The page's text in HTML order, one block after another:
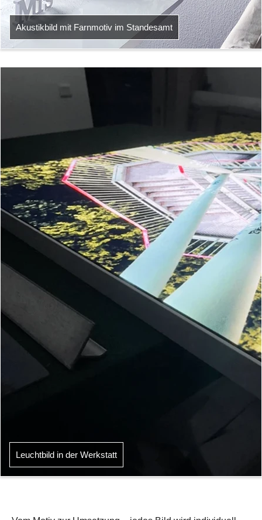
Akustikbild mit Farnmotiv im Standesamt
Leuchtbild in der Werkstatt